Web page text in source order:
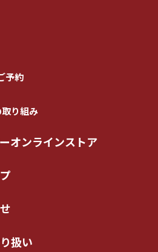
予約
り組み
オンラインストア
扱い